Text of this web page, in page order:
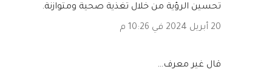
تحسين الرؤية من خلال تغذية صحية ومتوازنة.
20 أبريل 2024 في 10:26 م
‏قال غير معرف…